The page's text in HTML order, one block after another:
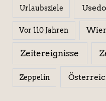
Urlaubsziele
Vor 110 Jahren
Zeitereignisse
Zeppelin